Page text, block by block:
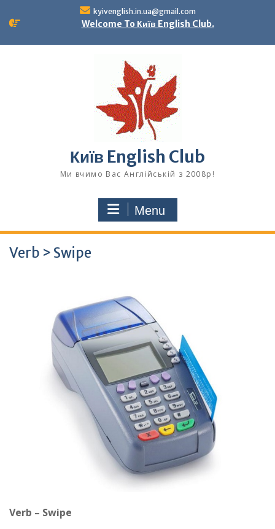
kyivenglish.in.ua@gmail.com
Welcome To Київ English Club.
Київ English Club
Ми вчимо Вас Англійській з 2008р!
Menu
Verb > Swipe
Verb – Swipe